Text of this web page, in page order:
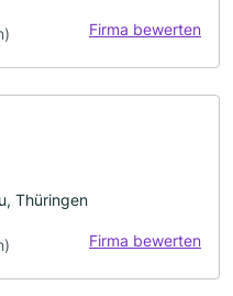
Firma bewerten
Thüringen
Firma bewerten